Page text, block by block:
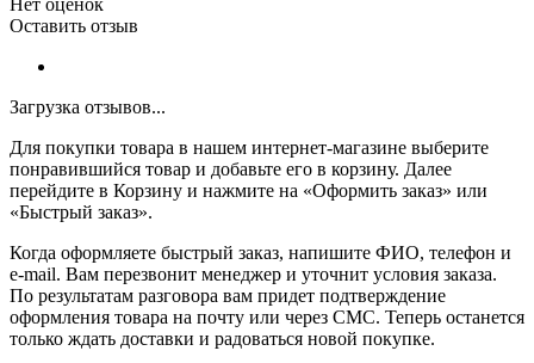
Оставить отзыв
Загрузка отзывов...
Для покупки товара в нашем интернет-магазине выберите
понравившийся товар и добавьте его в корзину. Далее
перейдите в Корзину и нажмите на «Оформить заказ» или
«Быстрый заказ».
Когда оформляете быстрый заказ, напишите ФИО, телефон и
e-mail. Вам перезвонит менеджер и уточнит условия заказа.
По результатам разговора вам придет подтверждение
оформления товара на почту или через СМС. Теперь останется
только ждать доставки и радоваться новой покупке.